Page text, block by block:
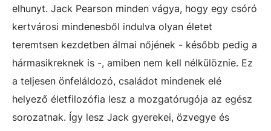
elhunyt. Jack Pearson minden vágya, hogy egy csóró
kertvárosi mindenesből indulva olyan életet
teremtsen kezdetben álmai nőjének - később pedig a
hármasikreknek is -, amiben nem kell nélkülöznie. Ez
a teljesen önfeláldozó, családot mindenek elé
helyező életfilozófia lesz a mozgatórugója az egész
sorozatnak. Így lesz Jack gyerekei, özvegye és